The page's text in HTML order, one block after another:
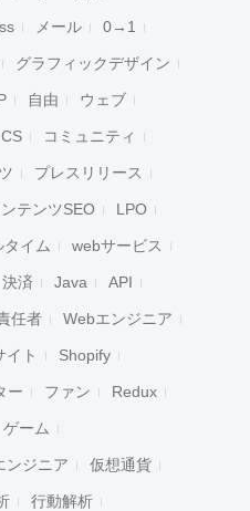
メール 0→1
グラフィックデザイン
自由 ウェブ
CS コミュニティ
プレスリリース
ンテンツSEO LPO
タイム webサービス
決済 Java API
任者 Webエンジニア
イト Shopify
ー ファン Redux
ゲーム
ンジニア 仮想通貨
行動解析